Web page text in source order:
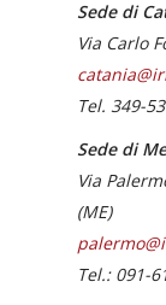
Sede di
Via Carlo
Tel. 349-
Sede di
Via
(ME)
Tel.: 091-